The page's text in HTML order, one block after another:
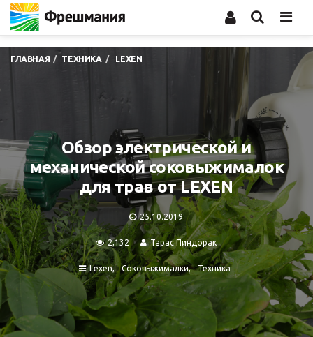
ГЛАВНАЯ ТЕХНИКА LEXEN
Обзор электрической и
механической соковыжималок
для трав от LEXEN
25.10.2019
2,132 Тарас Пиндорак
Lexen Соковыжималки Техника